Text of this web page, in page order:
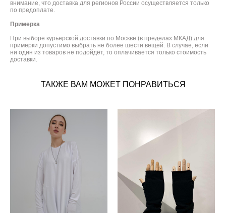
внимание, что доставка для регионов России осуществляется только
по предоплате.
Примерка
При выборе курьерской доставки по Москве (в пределах МКАД) для
примерки допустимо выбрать не более шести вещей. В случае, если
ни один из товаров не подойдёт, то оплачивается только стоимость
доставки.
ТАКЖЕ ВАМ МОЖЕТ ПОНРАВИТЬСЯ